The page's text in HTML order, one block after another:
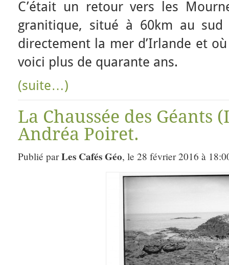
C’était un retour vers les
granitique, situé à 60km au
directement la mer d’Irlande et
voici plus de quarante ans.
(suite…)
La Chaussée des
Andréa Poiret.
Publié parLes Cafés Géo, le 28 février 2016 à